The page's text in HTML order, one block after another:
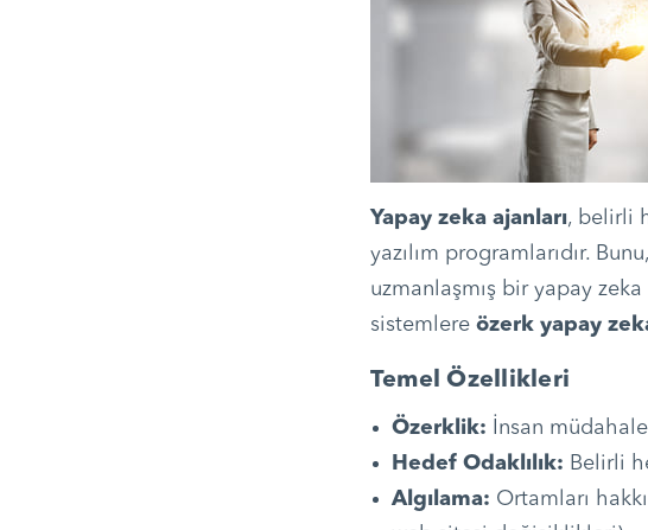
Yapay zeka ajanları, belirli
yazılım programlarıdır.
uzmanlaşmış bir yapay
sistemlere özerk yapay
Temel Özellikleri
Özerklik: İnsan
Hedef Odaklılık: Belirli
Algılama: Ortamları